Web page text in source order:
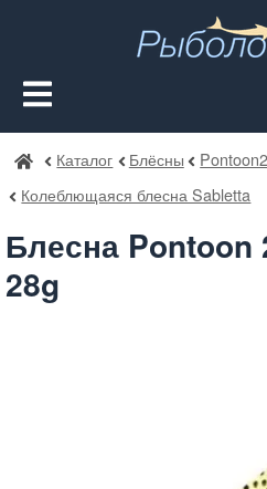
РыболовМаг
Каталог Блёсны
Колеблющаяся блесна Sabletta
Блесна Pontoon
28g